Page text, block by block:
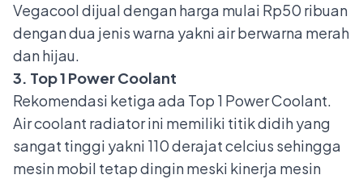
Vegacool dijual dengan harga mulai Rp50 ribuan
dengan dua jenis warna yakni air berwarna merah
dan hijau.
3. Top 1 Power Coolant
Rekomendasi ketiga ada Top 1 Power Coolant.
Air coolant radiator ini memiliki titik didih yang
sangat tinggi yakni 110 derajat celcius sehingga
mesin mobil tetap dingin meski kinerja mesin